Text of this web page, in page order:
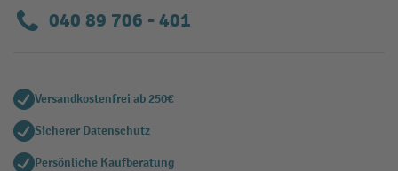
040 89 706 - 401
Versandkostenfrei ab 250€
Sicherer Datenschutz
Persönliche Kaufberatung